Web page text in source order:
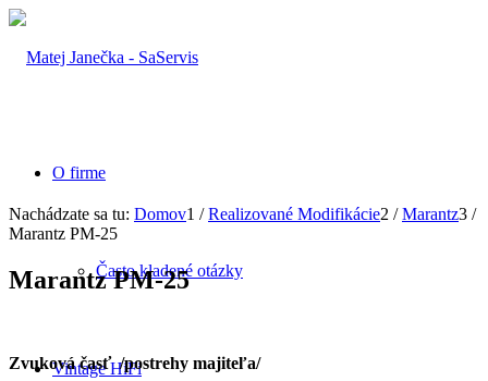
O firme
Často kladené otázky
Vintage HiFi
Nachádzate sa tu: Domov1 / Realizované Modifikácie2 / Marantz3 /
Marantz PM-25
Marantz PM-25
Zvuková časť /postrehy majiteľa/